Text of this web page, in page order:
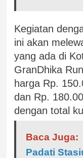
Kegiatan
ini akan
yang ada di
GranDhika
harga Rp.
dan Rp.
dengan total
Baca Juga:
Padati